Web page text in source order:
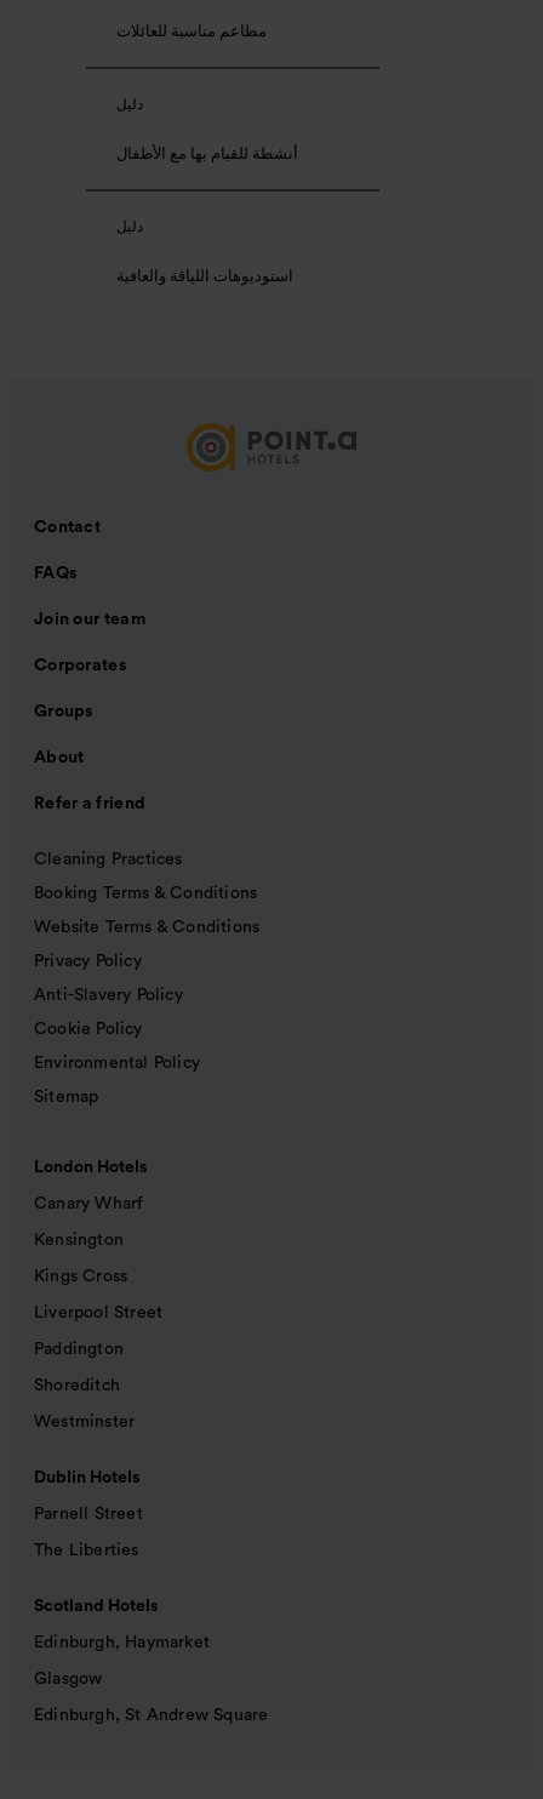
مطاعم مناسبة للعائلات
دليل
أنشطة للقيام بها مع الأطفال
دليل
استوديوهات اللياقة والعافية
Contact
FAQs
Join our team
Corporates
Groups
About
Refer a friend
Cleaning Practices
Booking Terms & Conditions
Website Terms & Conditions
Privacy Policy
Anti-Slavery Policy
Cookie Policy
Environmental Policy
Sitemap
London Hotels
Canary Wharf
Kensington
Kings Cross
Liverpool Street
Paddington
Shoreditch
Westminster
Dublin Hotels
Parnell Street
The Liberties
Scotland Hotels
Edinburgh, Haymarket
Glasgow
Edinburgh, St Andrew Square